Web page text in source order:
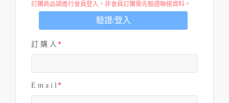
訂購商品請進行會員登入，非會員訂購需先驗證聯絡資料。
驗證/登入
訂 購 人
E m a i l